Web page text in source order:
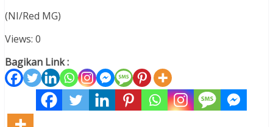
(NI/Red MG)
Views: 0
Bagikan Link :